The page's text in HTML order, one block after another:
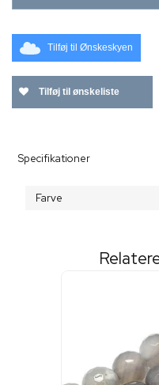
Tilføj til Ønskeskyen
Tilføj til ønskeliste
Specifikationer
Farve